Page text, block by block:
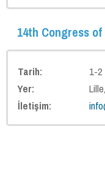
14th Congress
Tarih:
1-
Yer:
İletişim: